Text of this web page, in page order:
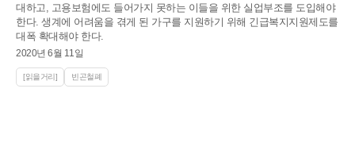
대하고, 고용보험에도 들어가지 못하는 이들을 위한 실업부조를 도입해야
한다. 생계에 어려움을 겪게 된 가구를 지원하기 위해 긴급복지지원제도를
대폭 확대해야 한다.
2020년 6월 11일
[읽을거리] 빈곤철폐